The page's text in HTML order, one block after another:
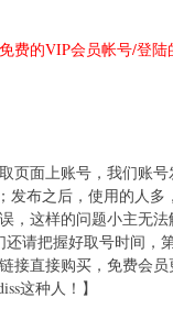
费的VIP会员帐号/登陆
页面上账号，我们账
布之后，使用的人
，这样的问题小主无
请把握好取号时间，
接直接购买，免费会
这种人！】